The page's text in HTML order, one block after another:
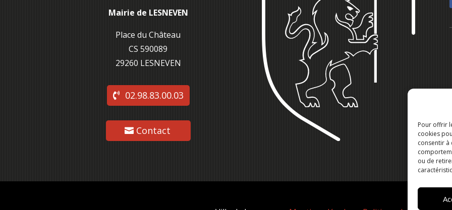
Pour offrir
cookies
consentir à
ou de
Mairie de LESNEVEN
Place du Château
CS 590089
29260 LESNEVEN
02.98.83.00.03
Contact